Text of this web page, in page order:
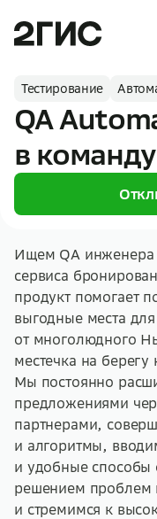
Тестирование
QA
в
Ищем QA инженера
сервиса
продукт помогает
выгодные места
от многолюдного
местечка на берегу
Мы постоянно
предложениями
партнерами,
и алгоритмы,
и удобные
решением проблем
и стремимся к